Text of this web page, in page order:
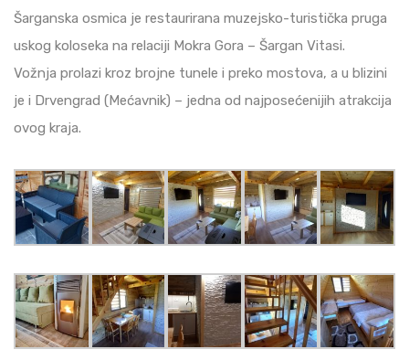
Šarganska osmica je restaurirana muzejsko-turistička pruga
uskog koloseka na relaciji Mokra Gora – Šargan Vitasi.
Vožnja prolazi kroz brojne tunele i preko mostova, a u blizini
je i Drvengrad (Mećavnik) – jedna od najposećenijih atrakcija
ovog kraja.